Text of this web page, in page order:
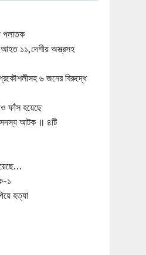
পলাতক
১১,দেশীয় অস্ত্রসহ
৬ জনের বিরুদ্ধে
ফাঁস হয়েছে
আটক ॥ ৪টি
১
হত্যা